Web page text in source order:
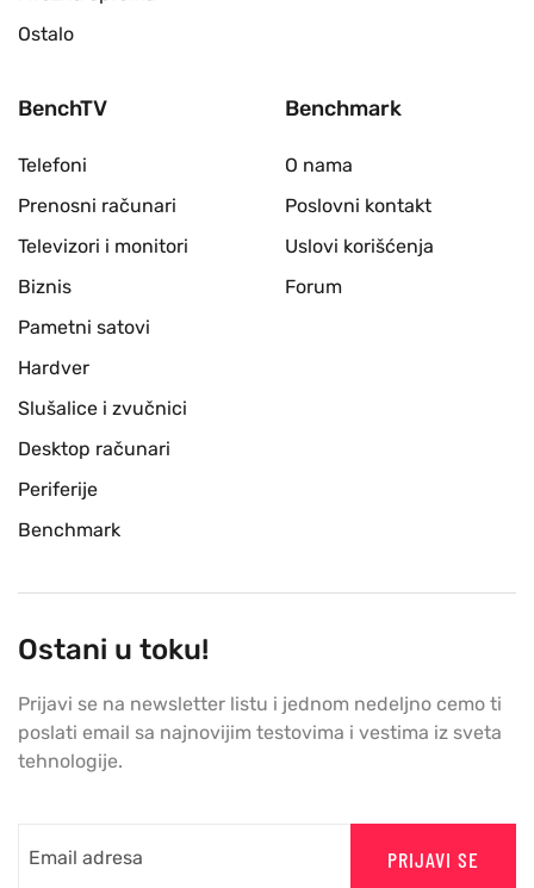
Ostalo
BenchTV
Telefoni
Prenosni računari
Televizori i monitori
Biznis
Pametni satovi
Hardver
Slušalice i zvučnici
Desktop računari
Periferije
Benchmark
Benchmark
O nama
Poslovni kontakt
Uslovi korišćenja
Forum
Ostani u toku!
Prijavi se na newsletter listu i jednom nedeljno cemo ti
poslati email sa najnovijim testovima i vestima iz sveta
tehnologije.
PRIJAVI SE